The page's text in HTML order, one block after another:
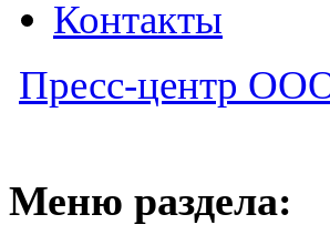
Контакты
Пресс-центр
Меню раздела: